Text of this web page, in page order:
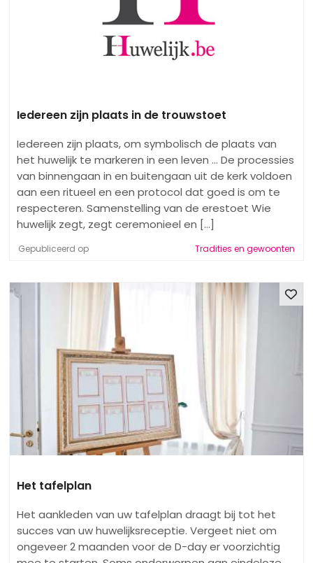
Iedereen zijn plaats in de trouwstoet
Iedereen zijn plaats, om symbolisch de plaats van
het huwelijk te markeren in een leven ... De processies
van binnengaan in en buitengaan uit de kerk voldoen
aan een ritueel en een protocol dat goed is om te
respecteren. Samenstelling van de erestoet Wie
huwelijk zegt, zegt ceremonieel en [...]
Gepubliceerd op Tradities en gewoonten
Het tafelplan
Het aankleden van uw tafelplan draagt ​​bij tot het
succes van uw huwelijksreceptie. Vergeet niet om
ongeveer 2 maanden voor de D-day er voorzichtig